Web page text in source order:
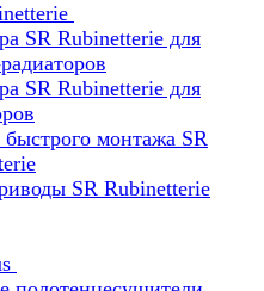
SR Rubinetterie для
SR Rubinetterie для
монтажа SR
SR Rubinetterie